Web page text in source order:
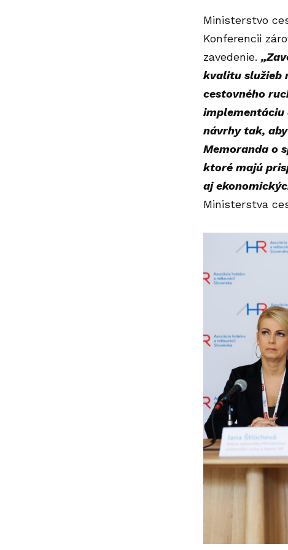
Ministerstvo
Konferencii
zavedenie.
kvalitu služieb
cestovného
implementáciu
návrhy tak,
Memoranda o
ktoré majú
aj
Ministerstva